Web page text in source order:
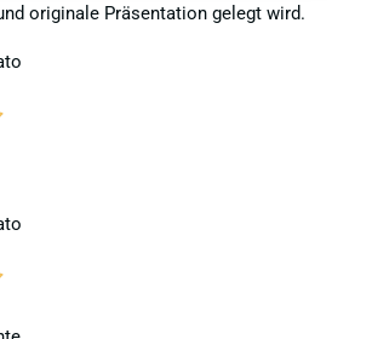
originale Präsentation gelegt wird.